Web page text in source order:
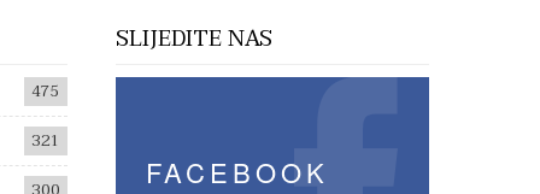
475
321
SLIJEDITE NAS
FACEBOOK